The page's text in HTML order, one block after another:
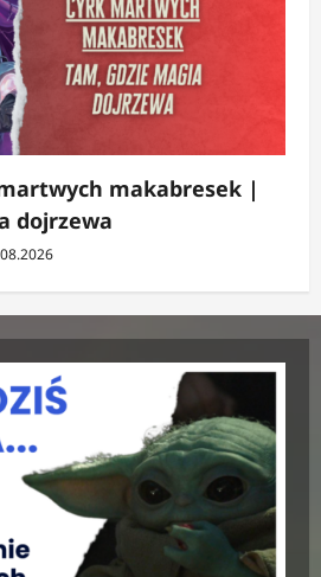
martwych makabresek |
dojrzewa